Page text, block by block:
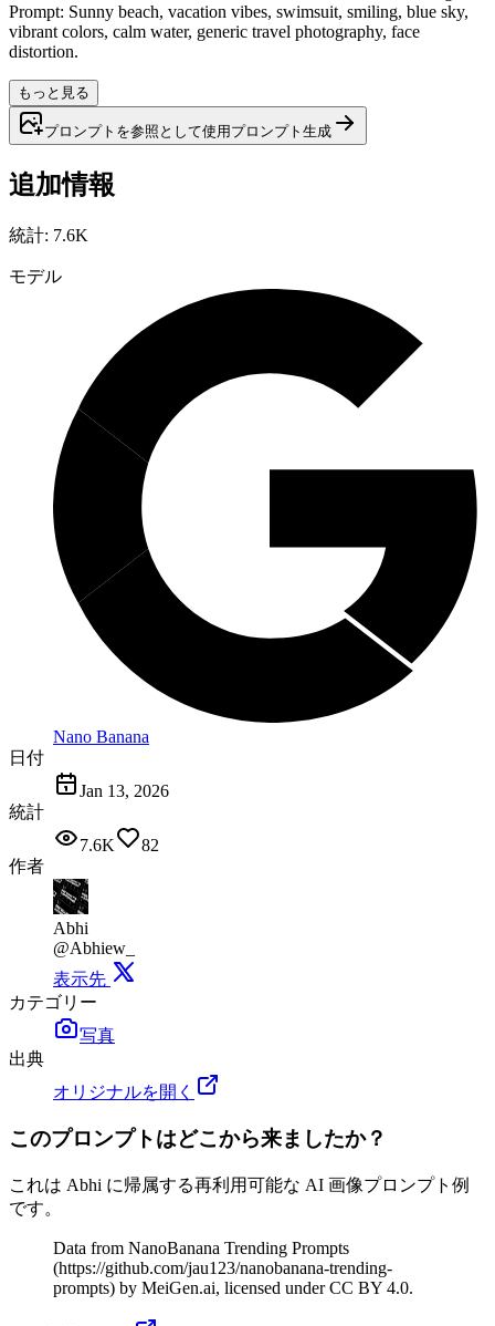
Prompt: Sunny beach, vacation vibes, swimsuit, smiling, blue sky,
vibrant colors, calm water, generic travel photography, face
distortion.
もっと見る
プロンプトを参照として使用 プロンプト 生成
追加情報
統計: 7.6K
モデル
Nano Banana
日付
Jan 13, 2026
統計
7.6K
82
作者
Abhi
@Abhiew_
表示先
カテゴリー
写真
出典
オリジナルを開く
このプロンプトはどこから来ましたか？
これは Abhi に帰属する再利用可能な AI 画像プロンプト例
です。
Data from NanoBanana Trending Prompts
(https://github.com/jau123/nanobanana-trending-
prompts) by MeiGen.ai, licensed under CC BY 4.0.